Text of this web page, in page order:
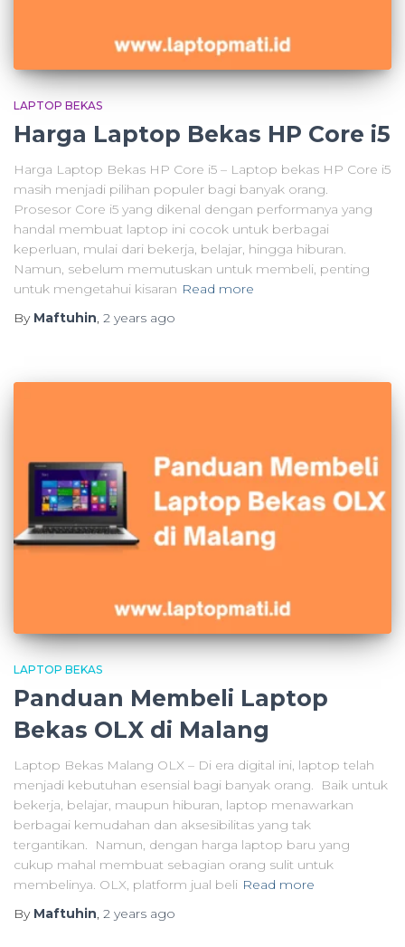
LAPTOP BEKAS
Harga Laptop Bekas HP Core i5
Harga Laptop Bekas HP Core i5 – Laptop bekas HP Core i5
masih menjadi pilihan populer bagi banyak orang.
Prosesor Core i5 yang dikenal dengan performanya yang
handal membuat laptop ini cocok untuk berbagai
keperluan, mulai dari bekerja, belajar, hingga hiburan.
Namun, sebelum memutuskan untuk membeli, penting
untuk mengetahui kisaran Read more
By Maftuhin, 2 years ago
LAPTOP BEKAS
Panduan Membeli Laptop
Bekas OLX di Malang
Laptop Bekas Malang OLX – Di era digital ini, laptop telah
menjadi kebutuhan esensial bagi banyak orang. Baik untuk
bekerja, belajar, maupun hiburan, laptop menawarkan
berbagai kemudahan dan aksesibilitas yang tak
tergantikan. Namun, dengan harga laptop baru yang
cukup mahal membuat sebagian orang sulit untuk
membelinya. OLX, platform jual beli Read more
By Maftuhin, 2 years ago